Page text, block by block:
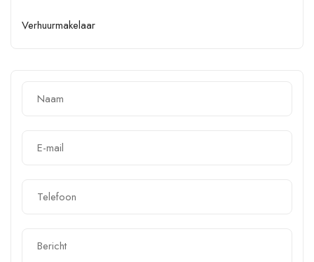
Verhuurmakelaar